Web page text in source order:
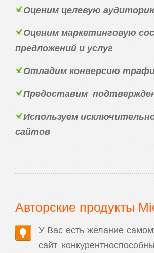
Оценим целевую
Оценим маркетинговую
предложений и услуг
Отладим конверсию
Предоставим
Используем
сайтов
Авторские продукты
У Вас есть желание
сайт